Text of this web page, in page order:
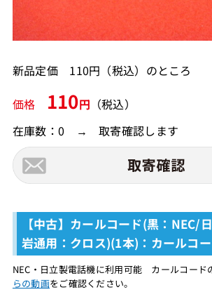
新品定価 110円（税込）のところ
価格 110円 （税込）
在庫数：0 → 取寄確認します
【中古】カールコード(黒：NEC/
岩通用：クロス)(1本)：カールコ
NEC・日立製電話機に利用可能 カールコード
らの動画をご確認ください。